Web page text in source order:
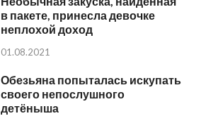
в пакете, принесла девочке
неплохой доход
01.08.2021
Обезьяна попыталась искупать
своего непослушного
детёныша